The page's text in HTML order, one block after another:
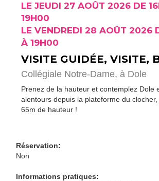
LE JEUDI 27 AOÛT 2026 DE
19H00
LE VENDREDI 28 AOÛT 2026
À 19H00
VISITE GUIDÉE, VISITE,
Collégiale Notre-Dame, à Dole
Prenez de la hauteur et contemplez Dole
alentours depuis la plateforme du
65m de hauteur !
Réservation:
Non
Informations pratiques: